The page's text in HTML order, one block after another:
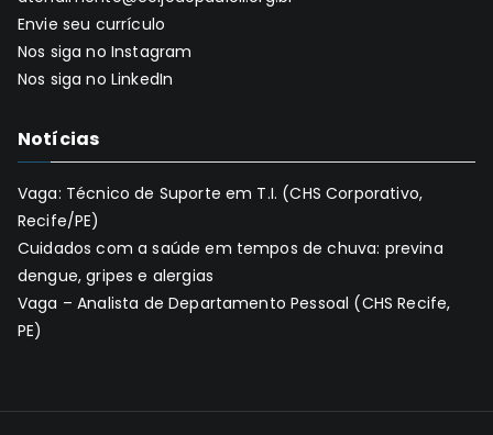
Envie seu currículo
Nos siga no Instagram
Nos siga no LinkedIn
Notícias
Vaga: Técnico de Suporte em T.I. (CHS Corporativo,
Recife/PE)
Cuidados com a saúde em tempos de chuva: previna
dengue, gripes e alergias
Vaga – Analista de Departamento Pessoal (CHS Recife,
PE)